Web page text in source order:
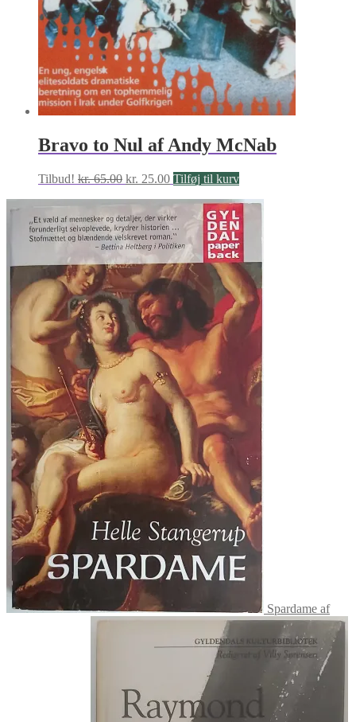
Bravo to Nul af Andy McNab
Tilbud! kr.65.00 Den
pris
var:
kr. 65.00.
kr. 25.00Den
pris
er:
kr. 25.00.
Tilføj til kurv
Spardame af